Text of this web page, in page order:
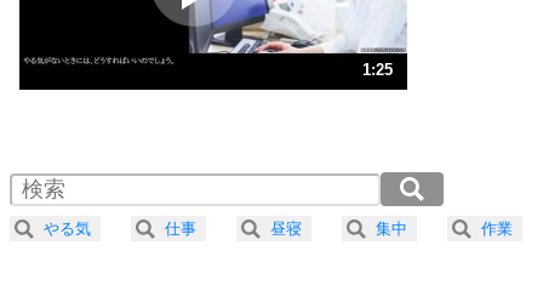
ストレス対策
人生、なんとかなるもの。
気楽に生きる30の方法
4 器の大きい人は、怒りを優しさで表現する。
1:25
2.0倍速 （168KB 42秒）
2.5倍速 （135KB 34秒）
3.0倍速 （113KB 28秒）
やる気 仕事 昼寝 集中 作業